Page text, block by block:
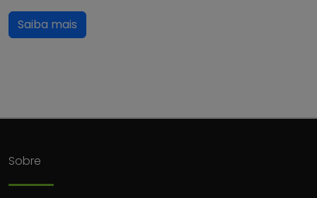
Saiba mais
Sobre